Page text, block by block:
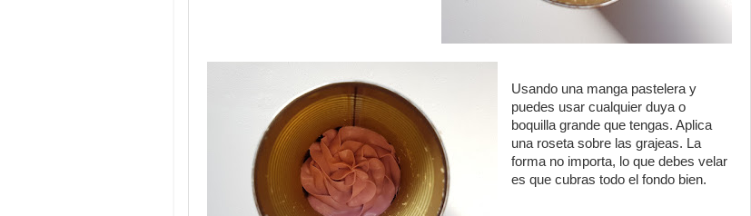
Usando una manga pastelera y
puedes usar cualquier duya o
boquilla grande que tengas. Aplica
una roseta sobre las grajeas. La
forma no importa, lo que debes velar
es que cubras todo el fondo bien.